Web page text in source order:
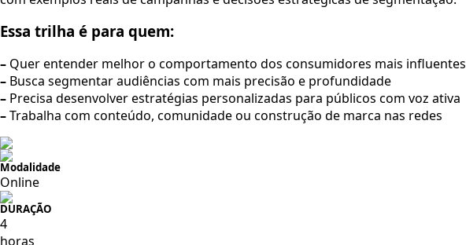
Essa trilha é para quem:
– Quer entender melhor o comportamento dos consumidores mais influentes
– Busca segmentar audiências com mais precisão e profundidade
– Precisa desenvolver estratégias personalizadas para públicos com voz ativa
–Trabalha com conteúdo, comunidade ou construção de marca nas redes
Modalidade
Online
DURAÇÃO
4
horas